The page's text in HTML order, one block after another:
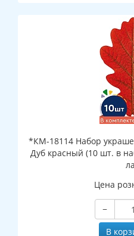
*КМ-18114 Набор
Дуб красный (10 шт. в
Цена
−
В